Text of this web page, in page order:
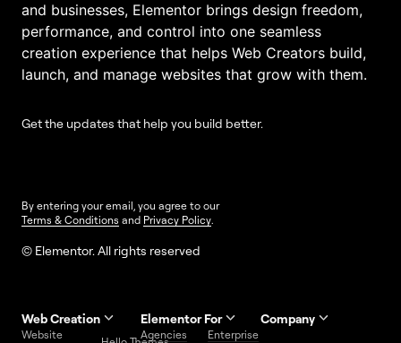
and businesses, Elementor brings design freedom,
performance, and control into one seamless
creation experience that helps Web Creators build,
launch, and manage websites that grow with them.
Get the updates that help you build better.
By entering your email, you agree to our
Terms & Conditions and Privacy Policy.
© Elementor. All rights reserved
Web Creation
Website
Elementor For
Agencies Enterprise
Company